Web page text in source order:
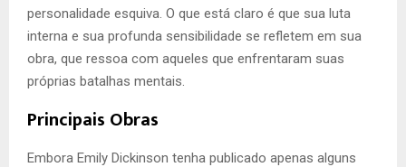
personalidade esquiva. O que está claro é que sua luta
interna e sua profunda sensibilidade se refletem em sua
obra, que ressoa com aqueles que enfrentaram suas
próprias batalhas mentais.
Principais Obras
Embora Emily Dickinson tenha publicado apenas alguns